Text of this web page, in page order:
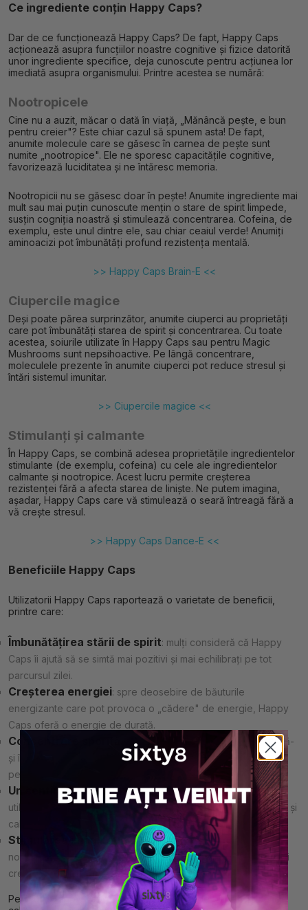
Ce ingrediente conțin Happy Caps?
Dar de ce funcționează Happy Caps? De fapt, Happy Caps
acționează asupra funcțiilor noastre cognitive și fizice datorită
unor ingrediente specifice, deja cunoscute pentru acțiunea lor
imediată asupra organismului. Printre acestea se numără:
Nootropicele
Cine nu a auzit, măcar o dată în viață, „Mănâncă pește, e bun
pentru creier"? Este chiar cazul să spunem asta! De fapt,
anumite molecule care se găsesc în carnea de pește sunt
numite „nootropice". Ele ne sporesc capacitățile cognitive,
favorizează luciditatea și ne întăresc memoria.
Nootropicii nu se găsesc doar în pește! Anumite ingrediente mai
mult sau mai puțin cunoscute mențin o stare de spirit limpede,
susțin cogniția noastră și stimulează concentrarea. Cofeina, de
exemplu, este unul dintre ele, sau chiar ceaiul verde! Anumiți
aminoacizi pot îmbunătăți profund rezistența mentală.
>> Happy Caps Brain-E <<
Ciupercile magice
Deși poate părea surprinzător, anumite ciuperci au proprietăți
care pot îmbunătăți starea de spirit și concentrarea. Cu toate
acestea, soiurile utilizate în Happy Caps sau pentru Magic
Mushrooms sunt nepsihoactive. Pe lângă concentrare,
moleculele prezente în anumite ciuperci pot reduce stresul și
întări sistemul imunitar.
>> Ciupercile magice <<
Stimulanți și calmante
În Happy Caps, se combină adesea proprietățile ingredientelor
stimulante (de exemplu, cofeina) cu cele ale ingredientelor
calmante și nootropice. Acest lucru permite creșterea
rezistenței fără a afecta starea de liniște. Ne putem imagina,
așadar, Happy Caps care vă stimulează o seară întreagă fără a
vă crește stresul.
>> Happy Caps Dance-E <<
Beneficiile Happy Caps
Utilizatorii Happy Caps raportează o varietate de beneficii,
printre care:
Îmbunătățirea stării de spirit: mulți consideră că Happy
Caps îi ajută să se simtă mai pozitivi și mai echilibrați pe tot
parcursul zilei.
Creșterea energiei: spre deosebire de băuturile
energizante care pot provoca o „cădere" de energie, Happy
Caps oferă o energie de durată.
Concentrare sporită
: este ideal pentru cei care doresc să-
și îmbunătățească productivitatea sau concentrarea pe
perioade lungi de timp.
Un sentiment de relaxare: Deși pot crește energia, mulți
utilizatori raportează, de asemenea, un sentiment de relaxare și
calm după ce au luat un Happy Cap.
Stimularea imaginației: unele Happy Caps conțin
nootropice deosebit de eficiente pentru a genera motivație și
creativitate.
Pe scurt, Happy Caps oferă o multitudine de beneficii, de la